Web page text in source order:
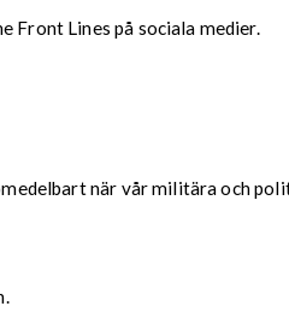
Front Lines på sociala medier.
när vår militära och